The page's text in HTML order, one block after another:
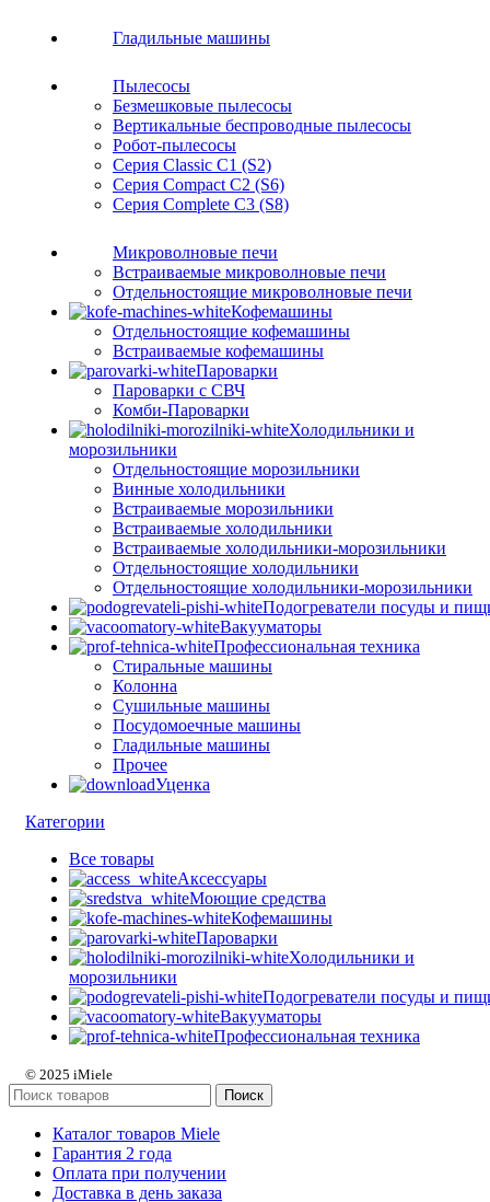
Гладильные машины
Пылесосы
Безмешковые пылесосы
Вертикальные беспроводные пылесосы
Робот-пылесосы
Серия Classic C1 (S2)
Серия Compact C2 (S6)
Серия Complete C3 (S8)
Микроволновые печи
Встраиваемые микроволновые печи
Отдельностоящие микроволновые печи
Кофемашины
Отдельностоящие кофемашины
Встраиваемые кофемашины
Пароварки
Пароварки с СВЧ
Комби-Пароварки
Холодильники и
морозильники
Отдельностоящие морозильники
Винные холодильники
Встраиваемые морозильники
Встраиваемые холодильники
Встраиваемые холодильники-морозильники
Отдельностоящие холодильники
Отдельностоящие холодильники-морозильники
Подогреватели посуды и
Вакууматоры
Профессиональная техника
Стиральные машины
Колонна
Сушильные машины
Посудомоечные машины
Гладильные машины
Прочее
Уценка
Категории
Все товары
Аксессуары
Моющие средства
Кофемашины
Пароварки
Холодильники и
морозильники
Подогреватели посуды и
Вакууматоры
Профессиональная техника
© 2025 iMiele
Поиск
Каталог товаров Miele
Гарантия 2 года
Оплата при получении
Доставка в день заказа